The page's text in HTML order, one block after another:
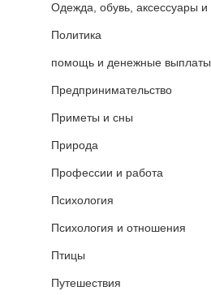
Одежда, обувь, аксессуары
Политика
помощь и денежные выплаты
Предпринимательство
Приметы и сны
Природа
Профессии и работа
Психология
Психология и отношения
Птицы
Путешествия